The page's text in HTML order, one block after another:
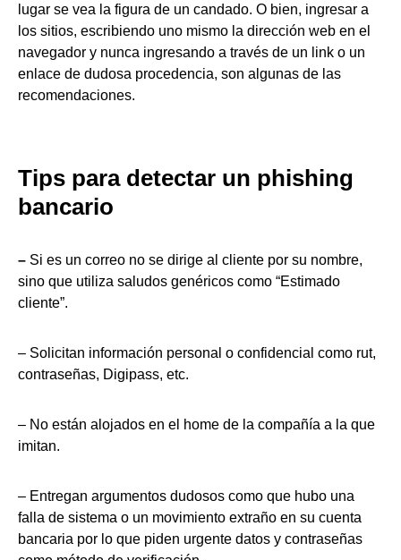
lugar se vea la figura de un candado. O bien, ingresar a
los sitios, escribiendo uno mismo la dirección web en el
navegador y nunca ingresando a través de un link o un
enlace de dudosa procedencia, son algunas de las
recomendaciones.
Tips para detectar un phishing
bancario
– Si es un correo no se dirige al cliente por su nombre,
sino que utiliza saludos genéricos como “Estimado
cliente”.
– Solicitan información personal o confidencial como rut,
contraseñas, Digipass, etc.
– No están alojados en el home de la compañía a la que
imitan.
– Entregan argumentos dudosos como que hubo una
falla de sistema o un movimiento extraño en su cuenta
bancaria por lo que piden urgente datos y contraseñas